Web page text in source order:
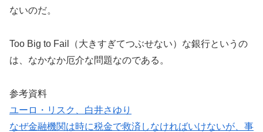
ないのだ。
Too Big to Fail（大きすぎてつぶせない）な銀行というの
は、なかなか厄介な問題なのである。
参考資料
ユーロ・リスク、白井さゆり
なぜ金融機関は時に税金で救済しなければいけないが、事